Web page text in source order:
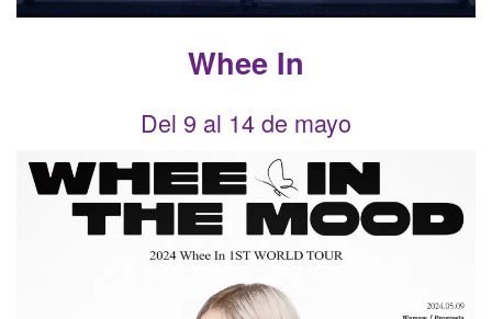
Whee In
Del 9 al 14 de mayo